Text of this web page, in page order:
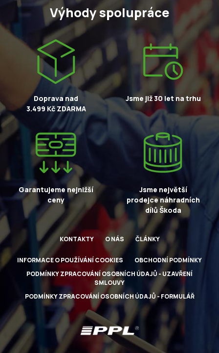
Výhody spolupráce
Doprava nad
3.499 Kč ZDARMA
Jsme již 30 let na trhu
Garantujeme nejnižší
ceny
Jsme největší
prodejce náhradních
dílů Škoda
KONTAKTY O NÁS ČLÁNKY
INFORMACE O POUŽÍVÁNÍ COOKIES
OBCHODNÍ PODMÍNKY
PODMÍNKY ZPRACOVÁNÍ OSOBNÍCH ÚDAJŮ - UZAVŘENÍ
SMLOUVY
PODMÍNKY ZPRACOVÁNÍ OSOBNÍCH ÚDAJŮ - FORMULÁŘ